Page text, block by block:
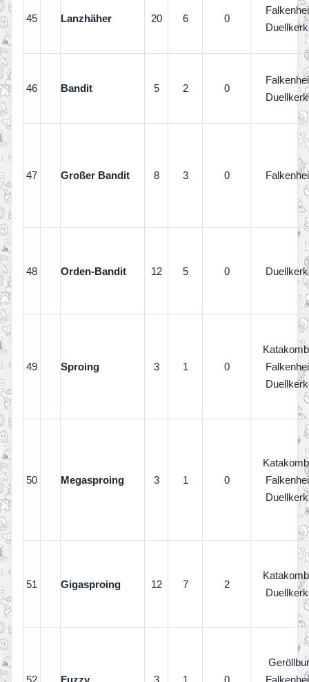
45 Lanzhäher 20 6 0
46 Bandit 5 2 0
47 Großer Bandit 8 3 0
48 Orden-Bandit 12 5 0
49 Sproing 3 1 0
50 Megasproing 3 1 0
51 Gigasproing 12 7 2
52 Fuzzy 3 1 0